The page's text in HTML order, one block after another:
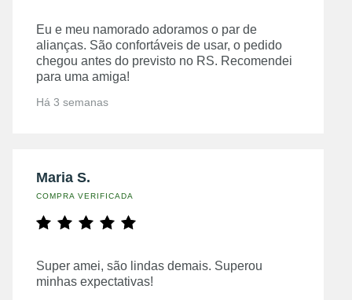
Eu e meu namorado adoramos o par de
alianças. São confortáveis de usar, o pedido
chegou antes do previsto no RS. Recomendei
para uma amiga!
Há 3 semanas
Maria S.
COMPRA VERIFICADA
Super amei, são lindas demais. Superou
minhas expectativas!